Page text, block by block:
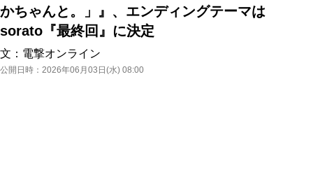
かちゃんと。」』、エンディングテーマは
sorato『最終回』に決定
文： 電撃オンライン
公開日時： 2026年06月03日(水) 08:00